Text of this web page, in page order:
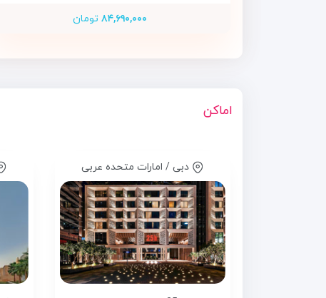
۸۴,۶۹۰,۰۰۰ تومان
اماکن
دبی / امارات متحده عربی